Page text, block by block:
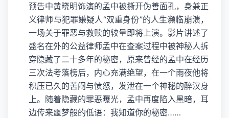
预告中黄晓明饰演的孟中被撕开伪善面孔，身兼正
义律师与犯罪嫌疑人“双重身份”的人生濒临崩溃，
一场关于罪恶与救赎的较量即将上演。影片讲述了
盛名在外的公益律师孟中在查案过程中被神秘人拆
穿隐藏了二十多年的秘密，原来曾经的孟中在经历
三次法考落榜后，内心充满绝望，在一个雨夜他将
积压已久的苦闷与愤怒，发泄在一个神秘的醉汉身
上。随着隐藏的罪恶曝光，孟中再度陷入黑暗，耳
边传来噩梦般的低语：我知道你的秘密……